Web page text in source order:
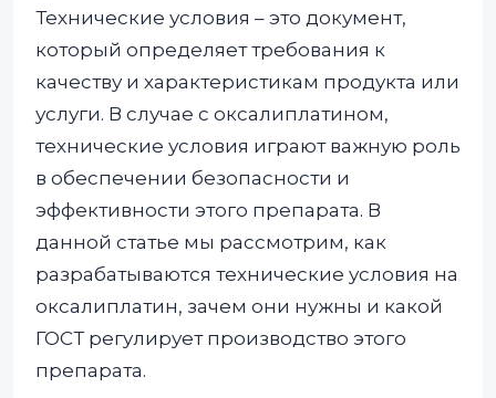
Технические условия – это документ,
который определяет требования к
качеству и характеристикам продукта или
услуги. В случае с оксалиплатином,
технические условия играют важную роль
в обеспечении безопасности и
эффективности этого препарата. В
данной статье мы рассмотрим, как
разрабатываются технические условия на
оксалиплатин, зачем они нужны и какой
ГОСТ регулирует производство этого
препарата.